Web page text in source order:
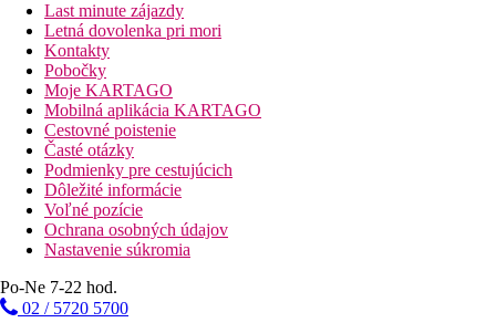
Last minute zájazdy
Letná dovolenka pri mori
Kontakty
Pobočky
Moje KARTAGO
Mobilná aplikácia KARTAGO
Cestovné poistenie
Časté otázky
Podmienky pre cestujúcich
Dôležité informácie
Voľné pozície
Ochrana osobných údajov
Nastavenie súkromia
Po-Ne 7-22 hod.
02 / 5720 5700